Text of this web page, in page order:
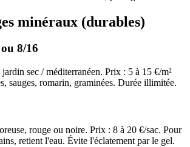
minéraux (durables)
8/16
sec / méditerranéen. Prix : 5 à 15 €/m²
sauges, romarin, graminées. Durée illimitée.
rouge ou noire. Prix : 8 à 20 €/sac. Pour
retient l'eau. Évite l'éclatement par le gel.